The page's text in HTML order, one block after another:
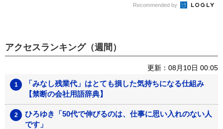
Recommended by
アクセスランキング（週間）
更新：08月10日 00:05
「みなし残業代」はとても損した気持ちになる仕組み
【禁断の会社用語辞典】
ひろゆき「50代で伸びるのは、仕事に思い入れのない人
です」